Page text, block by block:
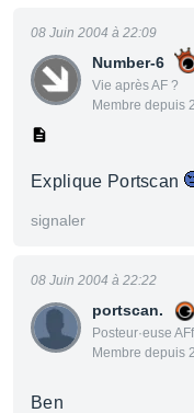
Number-6
Vie après AF ?
Membre depuis
08 Juin 2004 à 22:09
Explique Portscan
signaler
portscan.
Posteur·euse
Membre depuis
08 Juin 2004 à 22:22
Ben